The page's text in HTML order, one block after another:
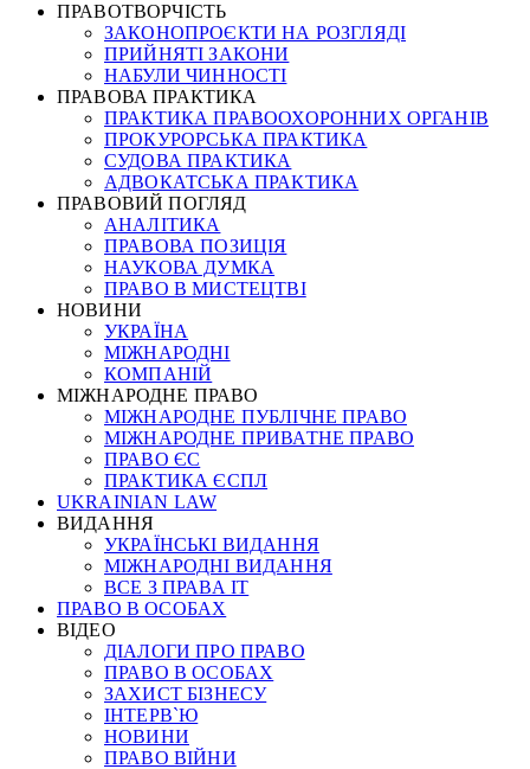
ПРАВОТВОРЧІСТЬ
ЗАКОНОПРОЄКТИ НА РОЗГЛЯДІ
ПРИЙНЯТІ ЗАКОНИ
НАБУЛИ ЧИННОСТІ
ПРАВОВА ПРАКТИКА
ПРАКТИКА ПРАВООХОРОННИХ ОРГАНІВ
ПРОКУРОРСЬКА ПРАКТИКА
СУДОВА ПРАКТИКА
АДВОКАТСЬКА ПРАКТИКА
ПРАВОВИЙ ПОГЛЯД
АНАЛІТИКА
ПРАВОВА ПОЗИЦІЯ
НАУКОВА ДУМКА
ПРАВО В МИСТЕЦТВІ
НОВИНИ
УКРАЇНА
МІЖНАРОДНІ
КОМПАНІЙ
МІЖНАРОДНЕ ПРАВО
МІЖНАРОДНЕ ПУБЛІЧНЕ ПРАВО
МІЖНАРОДНЕ ПРИВАТНЕ ПРАВО
ПРАВО ЄС
ПРАКТИКА ЄСПЛ
UKRAINIAN LAW
ВИДАННЯ
УКРАЇНСЬКІ ВИДАННЯ
МІЖНАРОДНІ ВИДАННЯ
ВСЕ З ПРАВА ІТ
ПРАВО В ОСОБАХ
ВІДЕО
ДІАЛОГИ ПРО ПРАВО
ПРАВО В ОСОБАХ
ЗАХИСТ БІЗНЕСУ
ІНТЕРВ`Ю
НОВИНИ
ПРАВО ВІЙНИ